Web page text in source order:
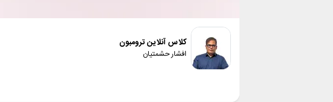
کلاس آنلاین ترومبون
افشار حشمتیان